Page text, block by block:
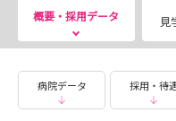
【当日のスケジュール】
10:00 集合 ※総合受付
11:00 病院内見学
11:30 質疑応答
概要・採用データ
見
病院データ 採用・待